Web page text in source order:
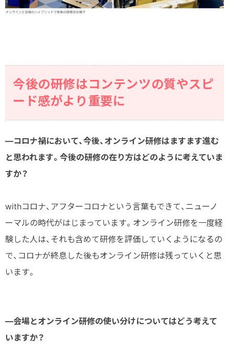
今後の研修はコンテンツの質やスピ
ード感がより重要に
―コロナ禍において、今後、オンライン研修はますます進む
と思われます。今後の研修の在り方はどのように考えていま
すか？
withコロナ、アフターコロナという言葉もできて、ニューノ
ーマルの時代がはじまっています。オンライン研修を一度経
験した人は、それも含めて研修を評価していくようになるの
で、コロナが終息した後もオンライン研修は残っていくと思
います。
―会場とオンライン研修の使い分けについてはどう考えて
いますか？